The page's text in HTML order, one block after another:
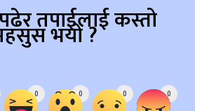
तपाईलाई कस्तो
भयो ?
0 0 0 0